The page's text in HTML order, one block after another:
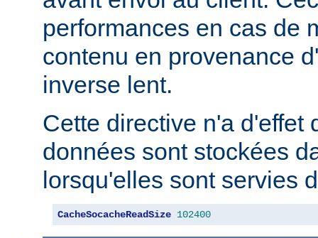
performances en cas de
contenu en provenance
inverse lent.
Cette directive n'a d'effet
données sont stockées
lorsqu'elles sont servies
CacheSocacheReadSize 102400